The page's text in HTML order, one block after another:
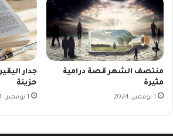
منتصف الشهر قصة درامية
مثيرة
1 نوفمبر، 2024
جدار
حزينة
1 نوفمبر، 2024